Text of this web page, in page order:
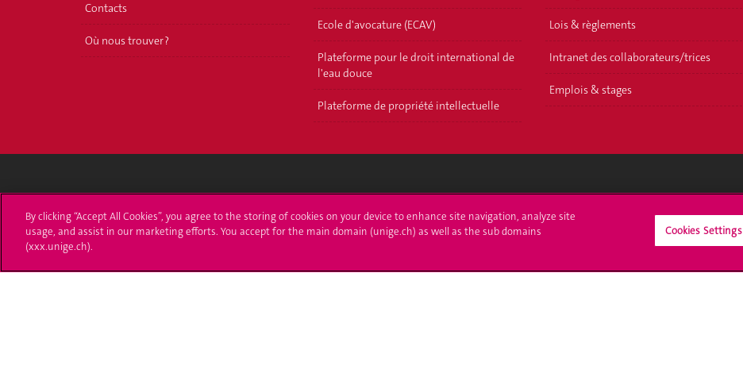
Contacts
Où nous trouver ?
Ecole d'avocature (ECAV)
Plateforme pour le droit international de
l'eau douce
Plateforme de propriété intellectuelle
Lois & règlements
Intranet des collaborateurs/trices
Emplois & stages
24 rue du Général-Dufour
T. +41 (0)22 379 71 11
Immatriculations
Démarches administratives Médias
By clicking “Accept All Cookies”, you agree to the storing of cookies on your device to enhance site navigation, analyze site
usage, and assist in our marketing efforts. You accept for the main domain (unige.ch) as well as the sub domains
(xxx.unige.ch).
Cookies Settings